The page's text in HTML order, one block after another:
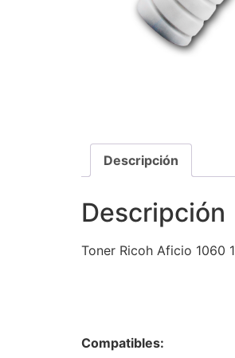
Descripción
Descripción
Toner Ricoh Aficio 1060
Compatibles: